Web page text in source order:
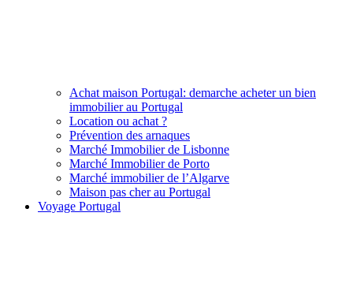
Achat maison Portugal: demarche acheter un bien
immobilier au Portugal
Location ou achat ?
Prévention des arnaques
Marché Immobilier de Lisbonne
Marché Immobilier de Porto
Marché immobilier de l’Algarve
Maison pas cher au Portugal
Voyage Portugal